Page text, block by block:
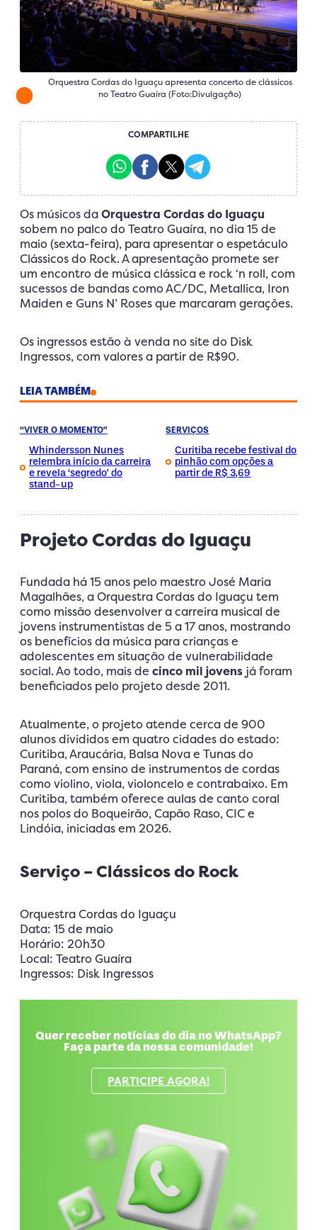
Orquestra Cordas do Iguaçu apresenta concerto de clássicos
no Teatro Guaíra (Foto:Divulgação)
COMPARTILHE
Os músicos daOrquestra Cordas do Iguaçu
sobem no palco do Teatro Guaíra, no dia 15 de
maio (sexta-feira), para apresentar o espetáculo
Clássicos do Rock. A apresentação promete ser
um encontro de música clássica e rock ‘n roll, com
sucessos de bandas como AC/DC, Metallica, Iron
Maiden e Guns N’ Roses que marcaram gerações.
Os ingressos estão à venda no site do Disk
Ingressos, com valores a partir de R$90.
LEIA TAMBÉM
“VIVER O MOMENTO”
Whindersson Nunes
relembra início da carreira
e revela ‘segredo’ do
stand-up
SERVIÇOS
Curitiba recebe festival do
pinhão com opções a
partir de R$ 3,69
Projeto Cordas do Iguaçu
Fundada há 15 anos pelo maestro José Maria
Magalhães, a Orquestra Cordas do Iguaçu tem
como missão desenvolver a carreira musical de
jovens instrumentistas de 5 a 17 anos, mostrando
os benefícios da música para crianças e
adolescentes em situação de vulnerabilidade
social. Ao todo, mais de cinco mil jovensjá foram
beneficiados pelo projeto desde 2011.
Atualmente, o projeto atende cerca de 900
alunos divididos em quatro cidades do estado:
Curitiba, Araucária, Balsa Nova e Tunas do
Paraná, com ensino de instrumentos de cordas
como violino, viola, violoncelo e contrabaixo. Em
Curitiba, também oferece aulas de canto coral
nos polos do Boqueirão, Capão Raso, CIC e
Lindóia, iniciadas em 2026.
Serviço – Clássicos do Rock
Orquestra Cordas do Iguaçu
Data: 15 de maio
Horário: 20h30
Local: Teatro Guaíra
Ingressos: Disk Ingressos
Quer receber notícias do dia no WhatsApp?
Faça parte da nossa comunidade!
PARTICIPE AGORA!